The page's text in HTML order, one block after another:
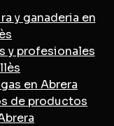
y ganaderia en
y profesionales
en Abrera
de productos